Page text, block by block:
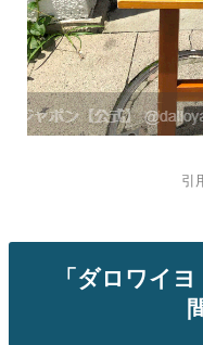
引
「ダロワイ